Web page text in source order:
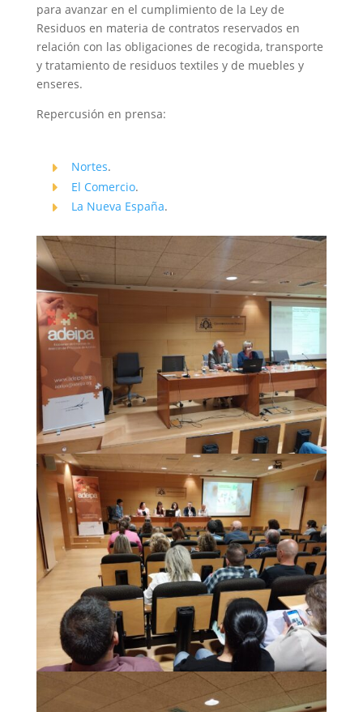
para avanzar en el cumplimiento de la Ley de
Residuos en materia de contratos reservados en
relación con las obligaciones de recogida, transporte
y tratamiento de residuos textiles y de muebles y
enseres.
Repercusión en prensa:
Nortes.
El Comercio.
La Nueva España.